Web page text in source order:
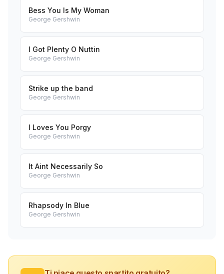
Bess You Is My Woman
George Gershwin
I Got Plenty O Nuttin
George Gershwin
Strike up the band
George Gershwin
I Loves You Porgy
George Gershwin
It Aint Necessarily So
George Gershwin
Rhapsody In Blue
George Gershwin